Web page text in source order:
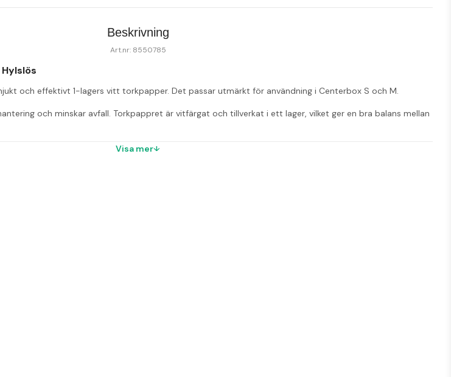
Beskrivning
Art.nr: 8550785
och effektivt 1-lagers vitt torkpapper. Det passar utmärkt för användning i Centerbox S och M.
och minskar avfall. Torkpappret är vitfärgat och tillverkat i ett lager, vilket ger en bra balans mellan
Visa mer